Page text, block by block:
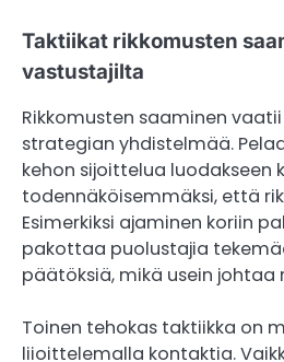
Taktiikat rikkomusten
vastustajilta
Rikkomusten saaminen
strategian yhdistelmää.
kehon sijoittelua luodakseen
todennäköisemmäksi, että
Esimerkiksi ajaminen koriin
pakottaa puolustajia
päätöksiä, mikä usein johtaa
Toinen tehokas taktiikka on
liioittelemalla kontaktia.